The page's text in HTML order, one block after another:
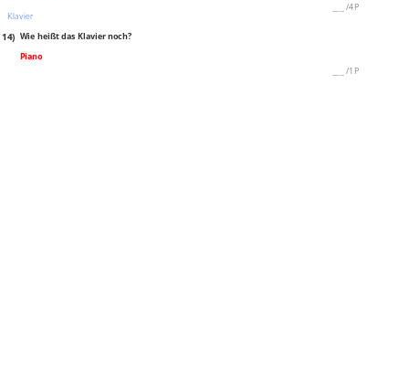
/4P
Klavier
14) Wie heißt das Klavier noch?
Piano
/1P